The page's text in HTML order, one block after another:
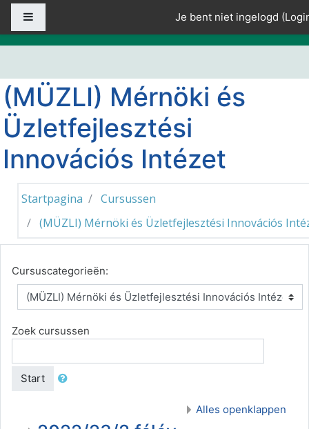
Ga naar hoofdinhoud
Je bent niet ingelogd (
(MÜZLI) Mérnöki és
Üzletfejlesztési
Innovációs Intézet
Startpagina
Cursussen
(MÜZLI) Mérnöki és Üzletfejlesztési Innovációs
Cursuscategorieën:
Zoek cursussen
Start
Alles openklappen